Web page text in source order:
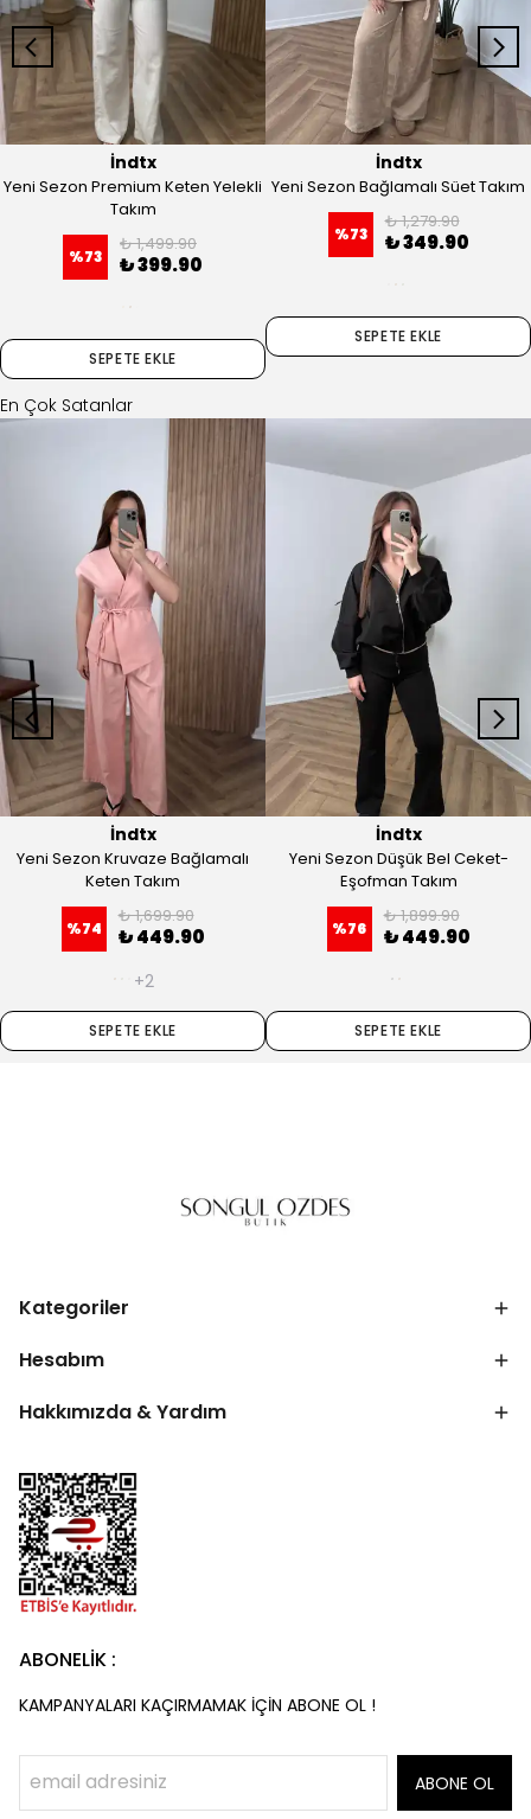
İndtx
Yeni Sezon Premium Keten Yelekli
Takım
%73
₺ 1,499.90
₺ 399.90
SEPETE EKLE
İndtx
Yeni Sezon Bağlamalı Süet Takım
%73
₺ 1,279.90
₺ 349.90
SEPETE EKLE
En Çok Satanlar
İndtx
Yeni Sezon Kruvaze Bağlamalı
Keten Takım
%74
₺ 1,699.90
₺ 449.90
+2
SEPETE EKLE
İndtx
Yeni Sezon Düşük Bel Ceket-
Eşofman Takım
%76
₺ 1,899.90
₺ 449.90
SEPETE EKLE
Kategoriler
Hesabım
Hakkımızda & Yardım
ABONELİK :
KAMPANYALARI KAÇIRMAMAK İÇİN ABONE OL !
ABONE OL